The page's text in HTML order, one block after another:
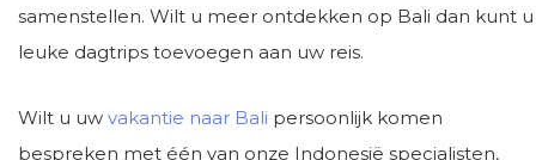
samenstellen. Wilt u meer ontdekken op Bali dan kunt u
leuke dagtrips toevoegen aan uw reis.
Wilt u uw vakantie naar Bali persoonlijk komen
bespreken met één van onze Indonesië specialisten,